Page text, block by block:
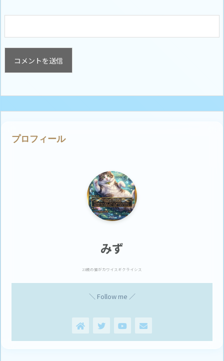
プロフィール
みず
23歳の猫がカワイスギクライシス
＼ Follow me ／